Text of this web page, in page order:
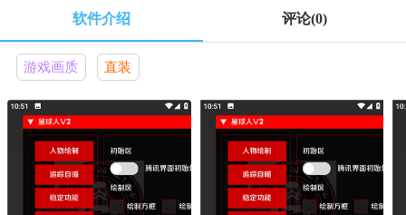
软件介绍 评论(0)
游戏画质 直装